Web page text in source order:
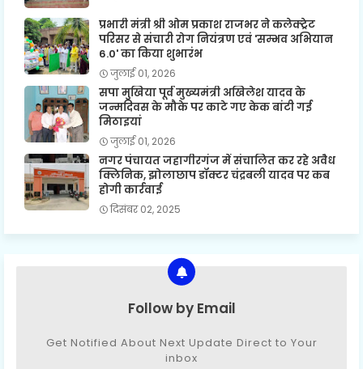
प्रभारी मंत्री श्री ओम प्रकाश राजभर ने कलेक्ट्रेट
परिसर से संचारी रोग नियंत्रण एवं 'सम्भव अभियान
6.0' का किया शुभारंभ
जुलाई 01, 2026
सपा मुखिया पूर्व मुख्यमंत्री अखिलेश यादव के
जन्मदिवस के मौके पर काटे गए केक बांटी गई
मिठाइयां
जुलाई 01, 2026
नगर पंचायत जहागीरगंज में संचालित कर रहे अवैध
क्लिनिक, झोलाछाप डॉक्टर चंद्रबली यादव पर कब
होगी कार्रवाई
दिसंबर 02, 2025
Follow by Email
Get Notified About Next Update Direct to Your
inbox